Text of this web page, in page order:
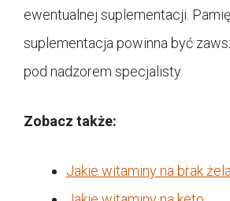
ewentualnej suplementacji.
suplementacja powinna być
pod nadzorem specjalisty.
Zobacz także:
Jakie witaminy na brak